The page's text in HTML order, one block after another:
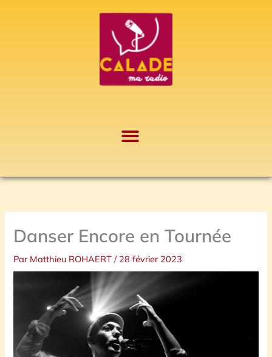
Danser Encore en Tournée
Par Matthieu ROHAERT/ 28 février 2023